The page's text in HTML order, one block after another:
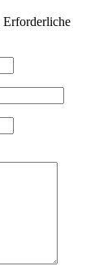
Erforderliche